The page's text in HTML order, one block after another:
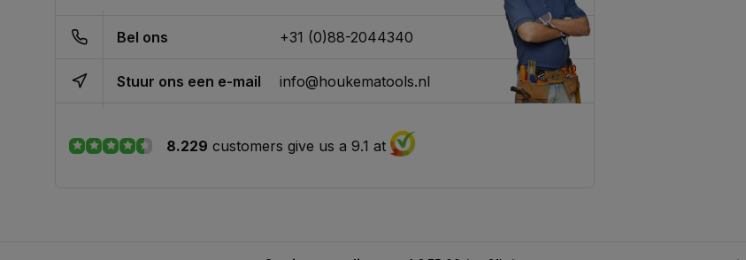
Bel ons +31 (0)88-2044340
Stuur ons een e-mail info@houkematools.nl
8.229 customers give us a 9.1 at